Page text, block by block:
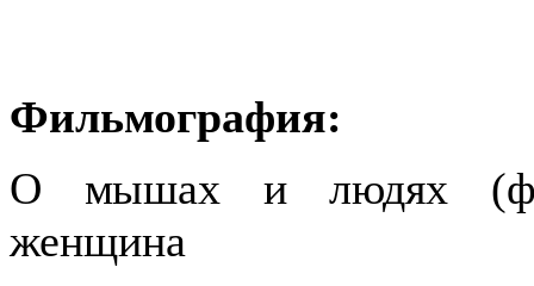
Фильмография:
О мышах и людях
женщина